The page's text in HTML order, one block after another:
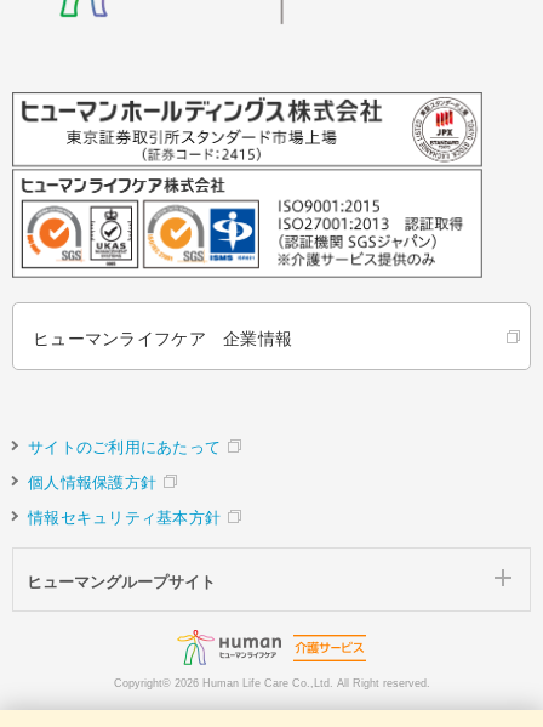
ヒューマンライフケア 企業情報
サイトのご利用にあたって
個人情報保護方針
情報セキュリティ基本方針
ヒューマングループサイト
Copyright© 2026 Human Life Care Co.,Ltd. All Right reserved.